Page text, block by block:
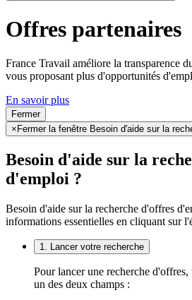
Offres partenaires
France Travail améliore la transparence
vous proposant plus d'opportunités
En savoir plus
Fermer
× Fermer la fenêtre Besoin d'aide sur la
Besoin d'aide sur la
d'emploi ?
Besoin d'aide sur la recherche d'offres
informations essentielles en cliquant sur
1. Lancer votre recherche
Pour lancer une recherche
un des deux champs :